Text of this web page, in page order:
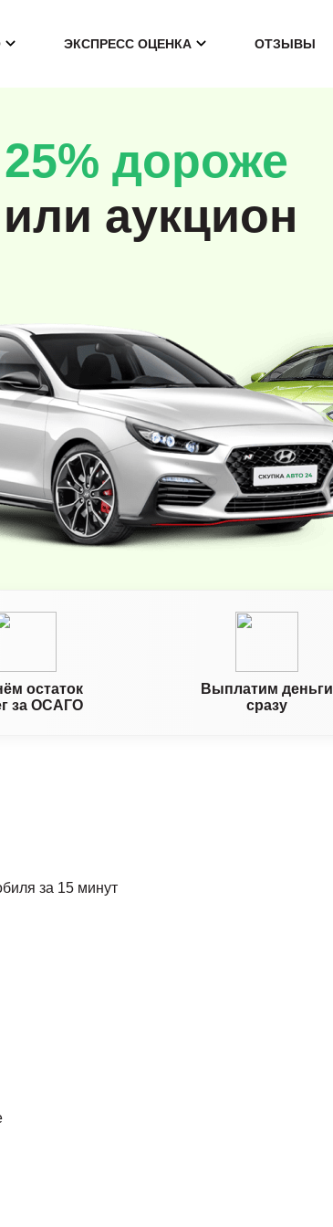
ЭКСПРЕСС ОЦЕНКА ОТЗЫВЫ
дороже
аукцион
остаток
за ОСАГО
Выплатим деньги
сразу
за 15 минут